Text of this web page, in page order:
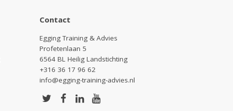
Contact
Egging Training & Advies
Profetenlaan 5
6564 BL Heilig Landstichting
+316 36 17 96 62
info@egging-training-advies.nl